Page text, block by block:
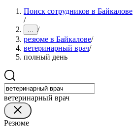
Поиск сотрудников в Байкалове
/
... /
резюме в Байкалове/
ветеринарный врач/
полный день
ветеринарный врач
Резюме